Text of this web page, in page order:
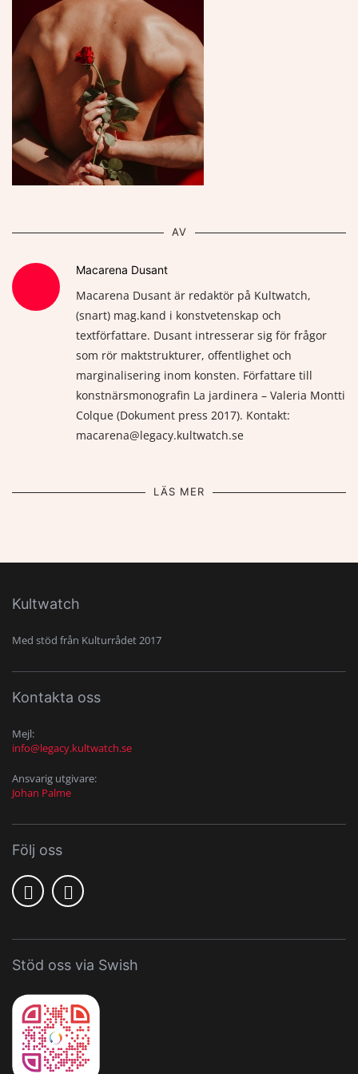
AV
Macarena Dusant
Macarena Dusant är redaktör på Kultwatch,
(snart) mag.kand i konstvetenskap och
textförfattare. Dusant intresserar sig för frågor
som rör maktstrukturer, offentlighet och
marginalisering inom konsten. Författare till
konstnärsmonografin La jardinera – Valeria Montti
Colque (Dokument press 2017). Kontakt:
macarena@legacy.kultwatch.se
LÄS MER
Kultwatch
Med stöd från Kulturrådet 2017
Kontakta oss
Mejl:
info@legacy.kultwatch.se
Ansvarig utgivare:
Johan Palme
Följ oss
Stöd oss via Swish